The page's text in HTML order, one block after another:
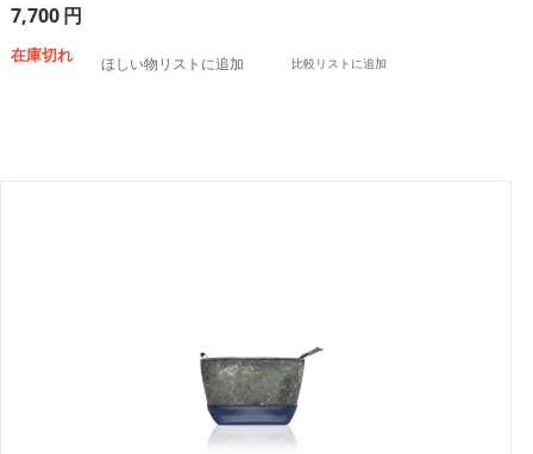
7,700円
在庫切れ ほしい物リストに追加 比較リストに追加